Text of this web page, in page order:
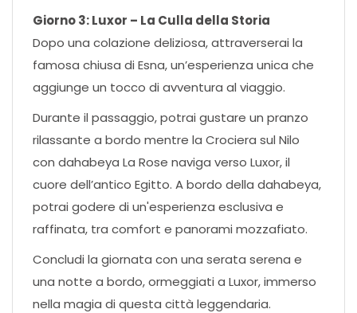
Giorno 3: Luxor – La Culla della Storia
Dopo una colazione deliziosa, attraverserai la
famosa chiusa di Esna, un’esperienza unica che
aggiunge un tocco di avventura al viaggio.
Durante il passaggio, potrai gustare un pranzo
rilassante a bordo mentre la Crociera sul Nilo
con dahabeya La Rose naviga verso Luxor, il
cuore dell’antico Egitto. A bordo della dahabeya,
potrai godere di un'esperienza esclusiva e
raffinata, tra comfort e panorami mozzafiato.
Concludi la giornata con una serata serena e
una notte a bordo, ormeggiati a Luxor, immerso
nella magia di questa città leggendaria.